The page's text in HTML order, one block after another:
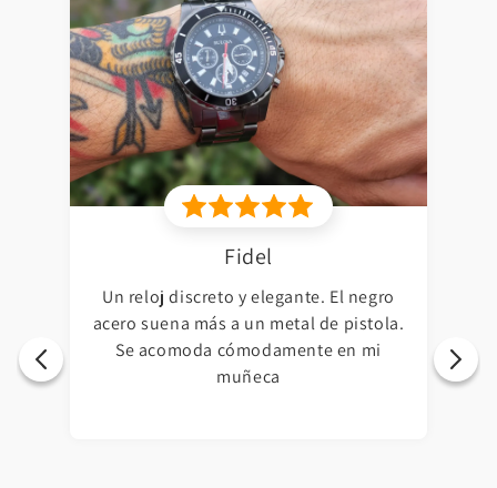
Fidel
Un reloj discreto y elegante. El negro
acero suena más a un metal de pistola.
Se acomoda cómodamente en mi
muñeca